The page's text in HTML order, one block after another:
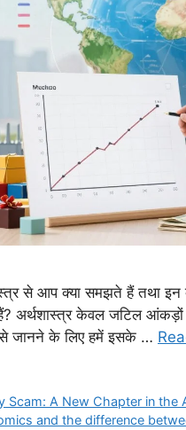
से आप क्या समझते हैं तथा
अर्थशास्त्र केवल जटिल आंकड़ों
से जानने के लिए हमें इसके …
Scam: A New Chapter in
and the difference